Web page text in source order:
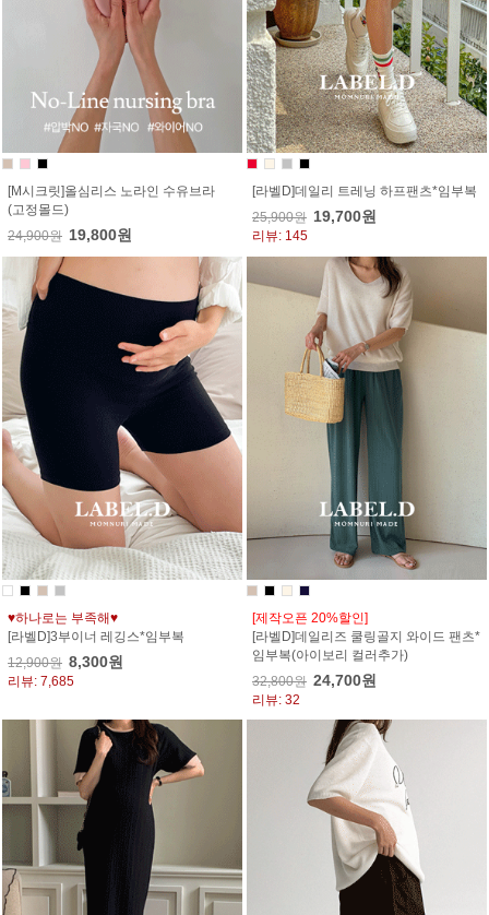
[M시크릿]올심리스 노라인 수유브라
(고정몰드)
24,900원 19,800원
[라벨D]데일리 트레닝 하프팬츠*임부복
25,900원 19,700원
리뷰: 145
♥하나로는 부족해♥
[라벨D]3부이너 레깅스*임부복
12,900원 8,300원
리뷰: 7,685
[제작오픈 20%할인]
[라벨D]데일리즈 쿨링골지 와이드 팬츠*
임부복(아이보리 컬러추가)
32,800원 24,700원
리뷰: 32